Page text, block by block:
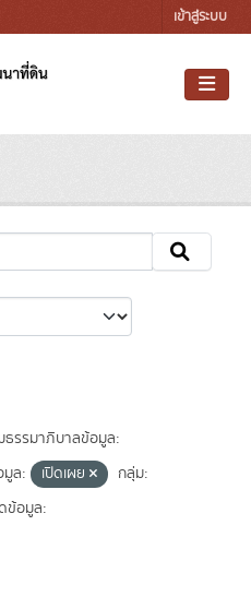
เข้าสู่ระบบ
รรมาภิบาลข้อมูล:
มูล: เปิดเผย
กลุ่ม:
ข้อมูล: